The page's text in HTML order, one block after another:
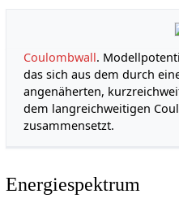
Coulombwall.
das sich aus dem durch
angenäherten,
dem langreichweitigen
zusammensetzt.
Energiespektrum